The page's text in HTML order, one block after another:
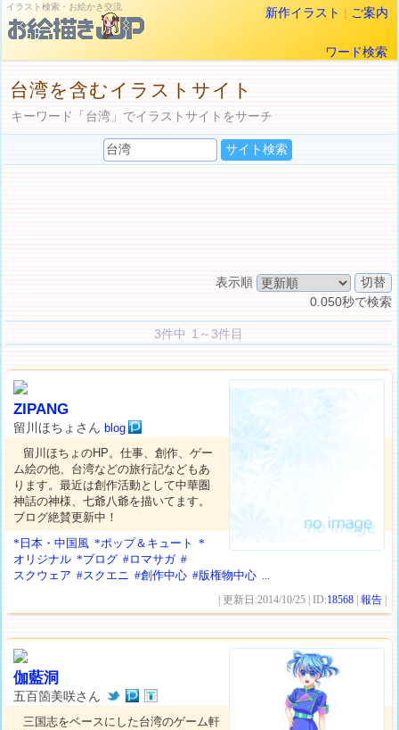
イラスト検索・お絵かき交流 新作イラスト | ご案内
ワード検索
台湾を含むイラストサイト
キーワード「台湾」でイラストサイトをサーチ
表示順
0.050秒で検索
3件中 1～3件目
ZIPANG
留川ほちょさんblog
留川ほちょのHP。仕事、創作、ゲー
ム絵の他、台湾などの旅行記などもあ
ります。最近は創作活動として中華圏
神話の神様、七爺八爺を描いてます。
ブログ絶賛更新中！
*日本・中国風 *ポップ＆キュート
*
オリジナル *ブログ #ロマサガ #
スクウェア #スクエニ #創作中心 #版権物中心 ...
| 更新日:2014/10/25 | ID:18568 |報告
伽藍洞
五百箇美咲さん
三国志をベースにした台湾のゲーム軒